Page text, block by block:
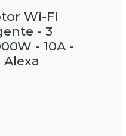
Wi-Fi
- 3
- 10A -